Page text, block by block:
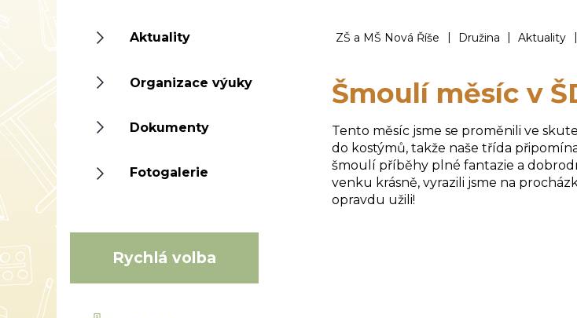
ZŠ a MŠ Nová Říše | Družina | Aktuality |
Šmoulí měsíc v
Tento měsíc jsme se proměnili ve
do kostýmů, takže naše třída
šmoulí příběhy plné fantazie a
venku krásně, vyrazili jsme na
opravdu užili!
Aktuality
Organizace výuky
Dokumenty
Fotogalerie
Rychlá volba